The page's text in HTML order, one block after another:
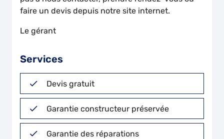
faire un devis depuis notre site internet.
Le gérant
Services
Devis gratuit
Garantie constructeur préservée
Garantie des réparations